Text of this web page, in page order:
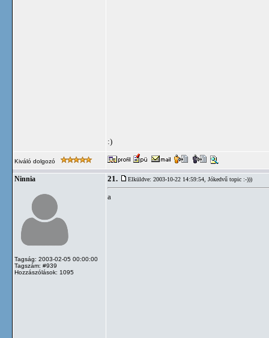
:)
Kiváló dolgozó
Ninnia
Tagság: 2003-02-05 00:00:00
Tagszám: #939
Hozzászólások: 1095
21. Elküldve: 2003-10-22 14:59:54, Jókedvű topic :-)))
a